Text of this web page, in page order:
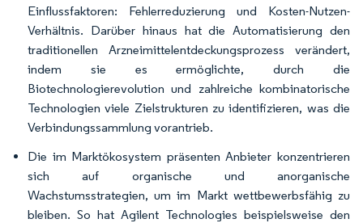
Einflussfaktoren: Fehlerreduzierung und Kosten-Nutzen-
Verhältnis. Darüber hinaus hat die Automatisierung den
traditionellen Arzneimittelentdeckungsprozess verändert,
indem sie es ermöglichte, durch die
Biotechnologierevolution und zahlreiche kombinatorische
Technologien viele Zielstrukturen zu identifizieren, was die
Verbindungssammlung vorantrieb.
Die im Marktökosystem präsenten Anbieter konzentrieren
sich auf organische und anorganische
Wachstumsstrategien, um im Markt wettbewerbsfähig zu
bleiben. So hat Agilent Technologies beispielsweise den